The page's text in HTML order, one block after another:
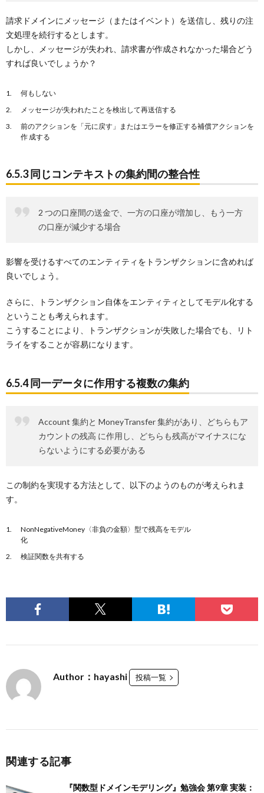
請求ドメインにメッセージ（またはイベント）を送信し、残りの注
文処理を続行するとします。
しかし、メッセージが失われ、請求書が作成されなかった場合どう
すれば良いでしょうか？
何もしない
メッセージが失われたことを検出して再送信する
前のアクションを「元に戻す」またはエラーを修正する補償アクションを
作 成する
6.5.3 同じコンテキストの集約間の整合性
2 つの口座間の送金で、一方の口座が増加し、もう一方
の口座が減少する場合
影響を受けるすべてのエンティティをトランザクションに含めれば
良いでしょう。
さらに、トランザクション自体をエンティティとしてモデル化する
ということも考えられます。
こうすることにより、トランザクションが失敗した場合でも、リト
ライをすることが容易になります。
6.5.4 同一データに作用する複数の集約
Account 集約と MoneyTransfer 集約があり、どちらもア
カウントの残高 に作用し、どちらも残高がマイナスにな
らないようにする必要がある
この制約を実現する方法として、以下のようのものが考えられま
す。
NonNegativeMoney〈非負の金額〉型で残高をモデル
化
検証関数を共有する
Author：hayashi 投稿一覧
関連する記事
『関数型ドメインモデリング』勉強会 第9章 実装：